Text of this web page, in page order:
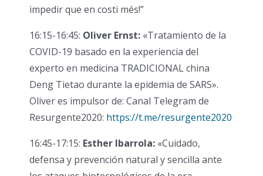
impedir que en costi més!”
16:15-16:45: Oliver Ernst: «Tratamiento de la
COVID-19 basado en la experiencia del
experto en medicina TRADICIONAL china
Deng Tietao durante la epidemia de SARS».
Oliver es impulsor de: Canal Telegram de
Resurgente2020: https://t.me/resurgente2020
16:45-17:15: Esther Ibarrola: «Cuidado,
defensa y prevención natural y sencilla ante